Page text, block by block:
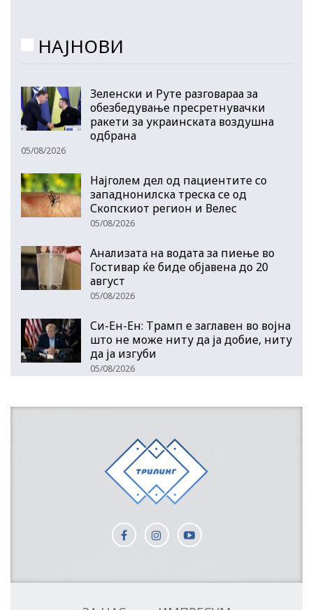
НАЈНОВИ
Зеленски и Руте разговараа за
обезбедување пресретнувачки
ракети за украинската воздушна
одбрана
05/08/2026
Најголем дел од пациентите сo
западнонилска треска се од
Скопскиот регион и Велес
05/08/2026
Анализата на водата за пиење во
Гостивар ќе биде објавена до 20
август
05/08/2026
Си-Ен-Ен: Трамп е заглавен во војна
што не може ниту да ја добие, ниту
да ја изгуби
05/08/2026